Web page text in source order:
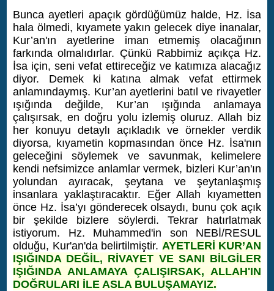
Bunca ayetleri apaçık gördüğümüz halde, Hz. İsa
hala ölmedi, kıyamete yakın gelecek diye inanalar,
Kur’an'ın ayetlerine iman etmemiş olacağının
farkında olmalıdırlar. Çünkü Rabbimiz açıkça Hz.
İsa için, seni vefat ettireceğiz ve katımıza alacağız
diyor. Demek ki katına almak vefat ettirmek
anlamındaymış. Kur’an ayetlerini batıl ve rivayetler
ışığında değilde, Kur’an ışığında anlamaya
çalışırsak, en doğru yolu izlemiş oluruz. Allah biz
her konuyu detaylı açıkladık ve örnekler verdik
diyorsa, kıyametin kopmasından önce Hz. İsa'nın
geleceğini söylemek ve savunmak, kelimelere
kendi nefsimizce anlamlar vermek, bizleri Kur’an'ın
yolundan ayıracak, şeytana ve şeytanlaşmış
insanlara yaklaştıracaktır. Eğer Allah kıyametten
önce Hz. İsa’yı gönderecek olsaydı, bunu çok açık
bir şekilde bizlere söylerdi. Tekrar hatırlatmak
istiyorum. Hz. Muhammed'in son NEBİ/RESUL
olduğu, Kur'an'da belirtilmiştir. AYETLERİ KUR’AN
IŞIĞINDA DEĞİL, RİVAYET VE SANI BİLGİLER
IŞIĞINDA ANLAMAYA ÇALIŞIRSAK, ALLAH'IN
DOĞRULARI İLE ASLA BULUŞAMAYIZ.